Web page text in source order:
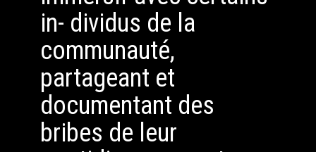
in- dividus de la
communauté,
partageant et
documentant des
bribes de leur